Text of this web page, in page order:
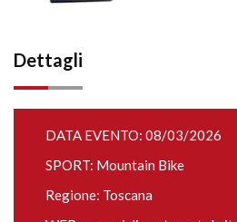
Dettagli
DATA EVENTO: 08/03/2026
SPORT: Mountain Bike
Regione: Toscana